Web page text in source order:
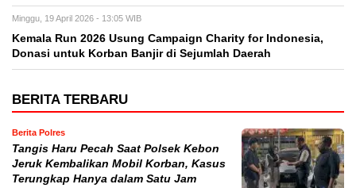
Minggu, 19 April 2026 - 13:05 WIB
Kemala Run 2026 Usung Campaign Charity for Indonesia,
Donasi untuk Korban Banjir di Sejumlah Daerah
BERITA TERBARU
Berita Polres
Tangis Haru Pecah Saat Polsek Kebon
Jeruk Kembalikan Mobil Korban, Kasus
Terungkap Hanya dalam Satu Jam